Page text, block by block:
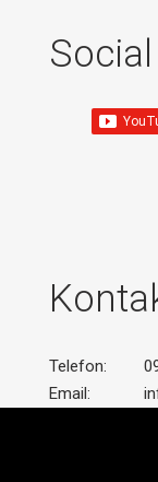
Social
Telefon:
Email: